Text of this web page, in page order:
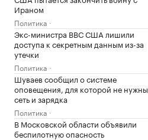
Ираном
Политика
Экс-министра ВВС США лишили
доступа к секретным данным из-за
утечки
Политика
Шуваев сообщил о системе
оповещения, для которой не нужны
сеть и зарядка
Политика
В Московской области объявили
беспилотную опасность